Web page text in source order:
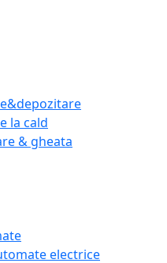
la cald
& gheata
electrice